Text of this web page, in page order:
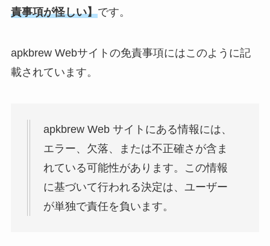
責事項が怪しい】です。
apkbrew Webサイトの免責事項にはこのように記
載されています。
apkbrew Web サイトにある情報には、
エラー、欠落、または不正確さが含ま
れている可能性があります。この情報
に基づいて行われる決定は、ユーザー
が単独で責任を負います。